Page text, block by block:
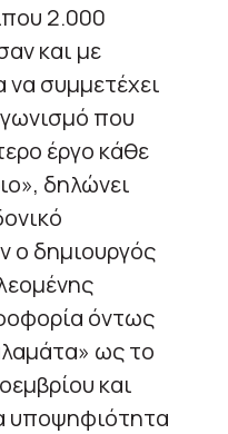
2.000
και με
συμμετέχει
που
έργο κάθε
δηλώνει
ο δημιουργός
όντως
ως το
και
υποψηφιότητα